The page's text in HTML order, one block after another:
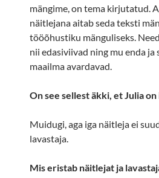
mängime, on tema kirjutatud.
näitlejana aitab seda teksti
tööõhustiku mänguliseks.
nii edasiviivad ning mu enda ja
maailma avardavad.
On see sellest äkki, et Julia
Muidugi, aga iga näitleja ei
lavastaja.
Mis eristab näitlejat ja